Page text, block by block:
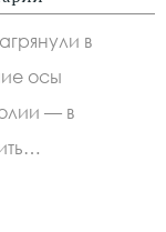
в
осы
— в